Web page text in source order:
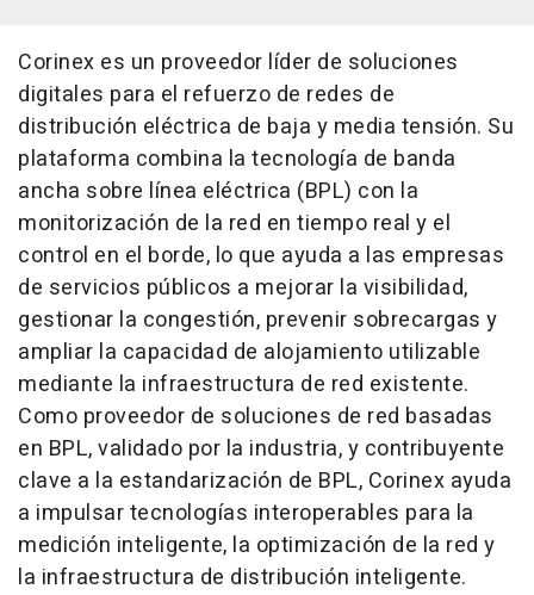
Corinex es un proveedor líder de soluciones
digitales para el refuerzo de redes de
distribución eléctrica de baja y media tensión. Su
plataforma combina la tecnología de banda
ancha sobre línea eléctrica (BPL) con la
monitorización de la red en tiempo real y el
control en el borde, lo que ayuda a las empresas
de servicios públicos a mejorar la visibilidad,
gestionar la congestión, prevenir sobrecargas y
ampliar la capacidad de alojamiento utilizable
mediante la infraestructura de red existente.
Como proveedor de soluciones de red basadas
en BPL, validado por la industria, y contribuyente
clave a la estandarización de BPL, Corinex ayuda
a impulsar tecnologías interoperables para la
medición inteligente, la optimización de la red y
la infraestructura de distribución inteligente.